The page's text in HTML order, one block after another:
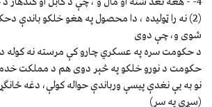
(2) نه را ټوليده ، دا محصول په هغو خلكو باندې
شوى و، چې دوى
د حكومت سره په عسكري چارو كې مرسته نه كوله
حكومت د نورو خلكو په څېر دوى هم د مملكت
نو به يې نغدې پيسې ورباندې حواله كولې، دغه
(سړي په سر)